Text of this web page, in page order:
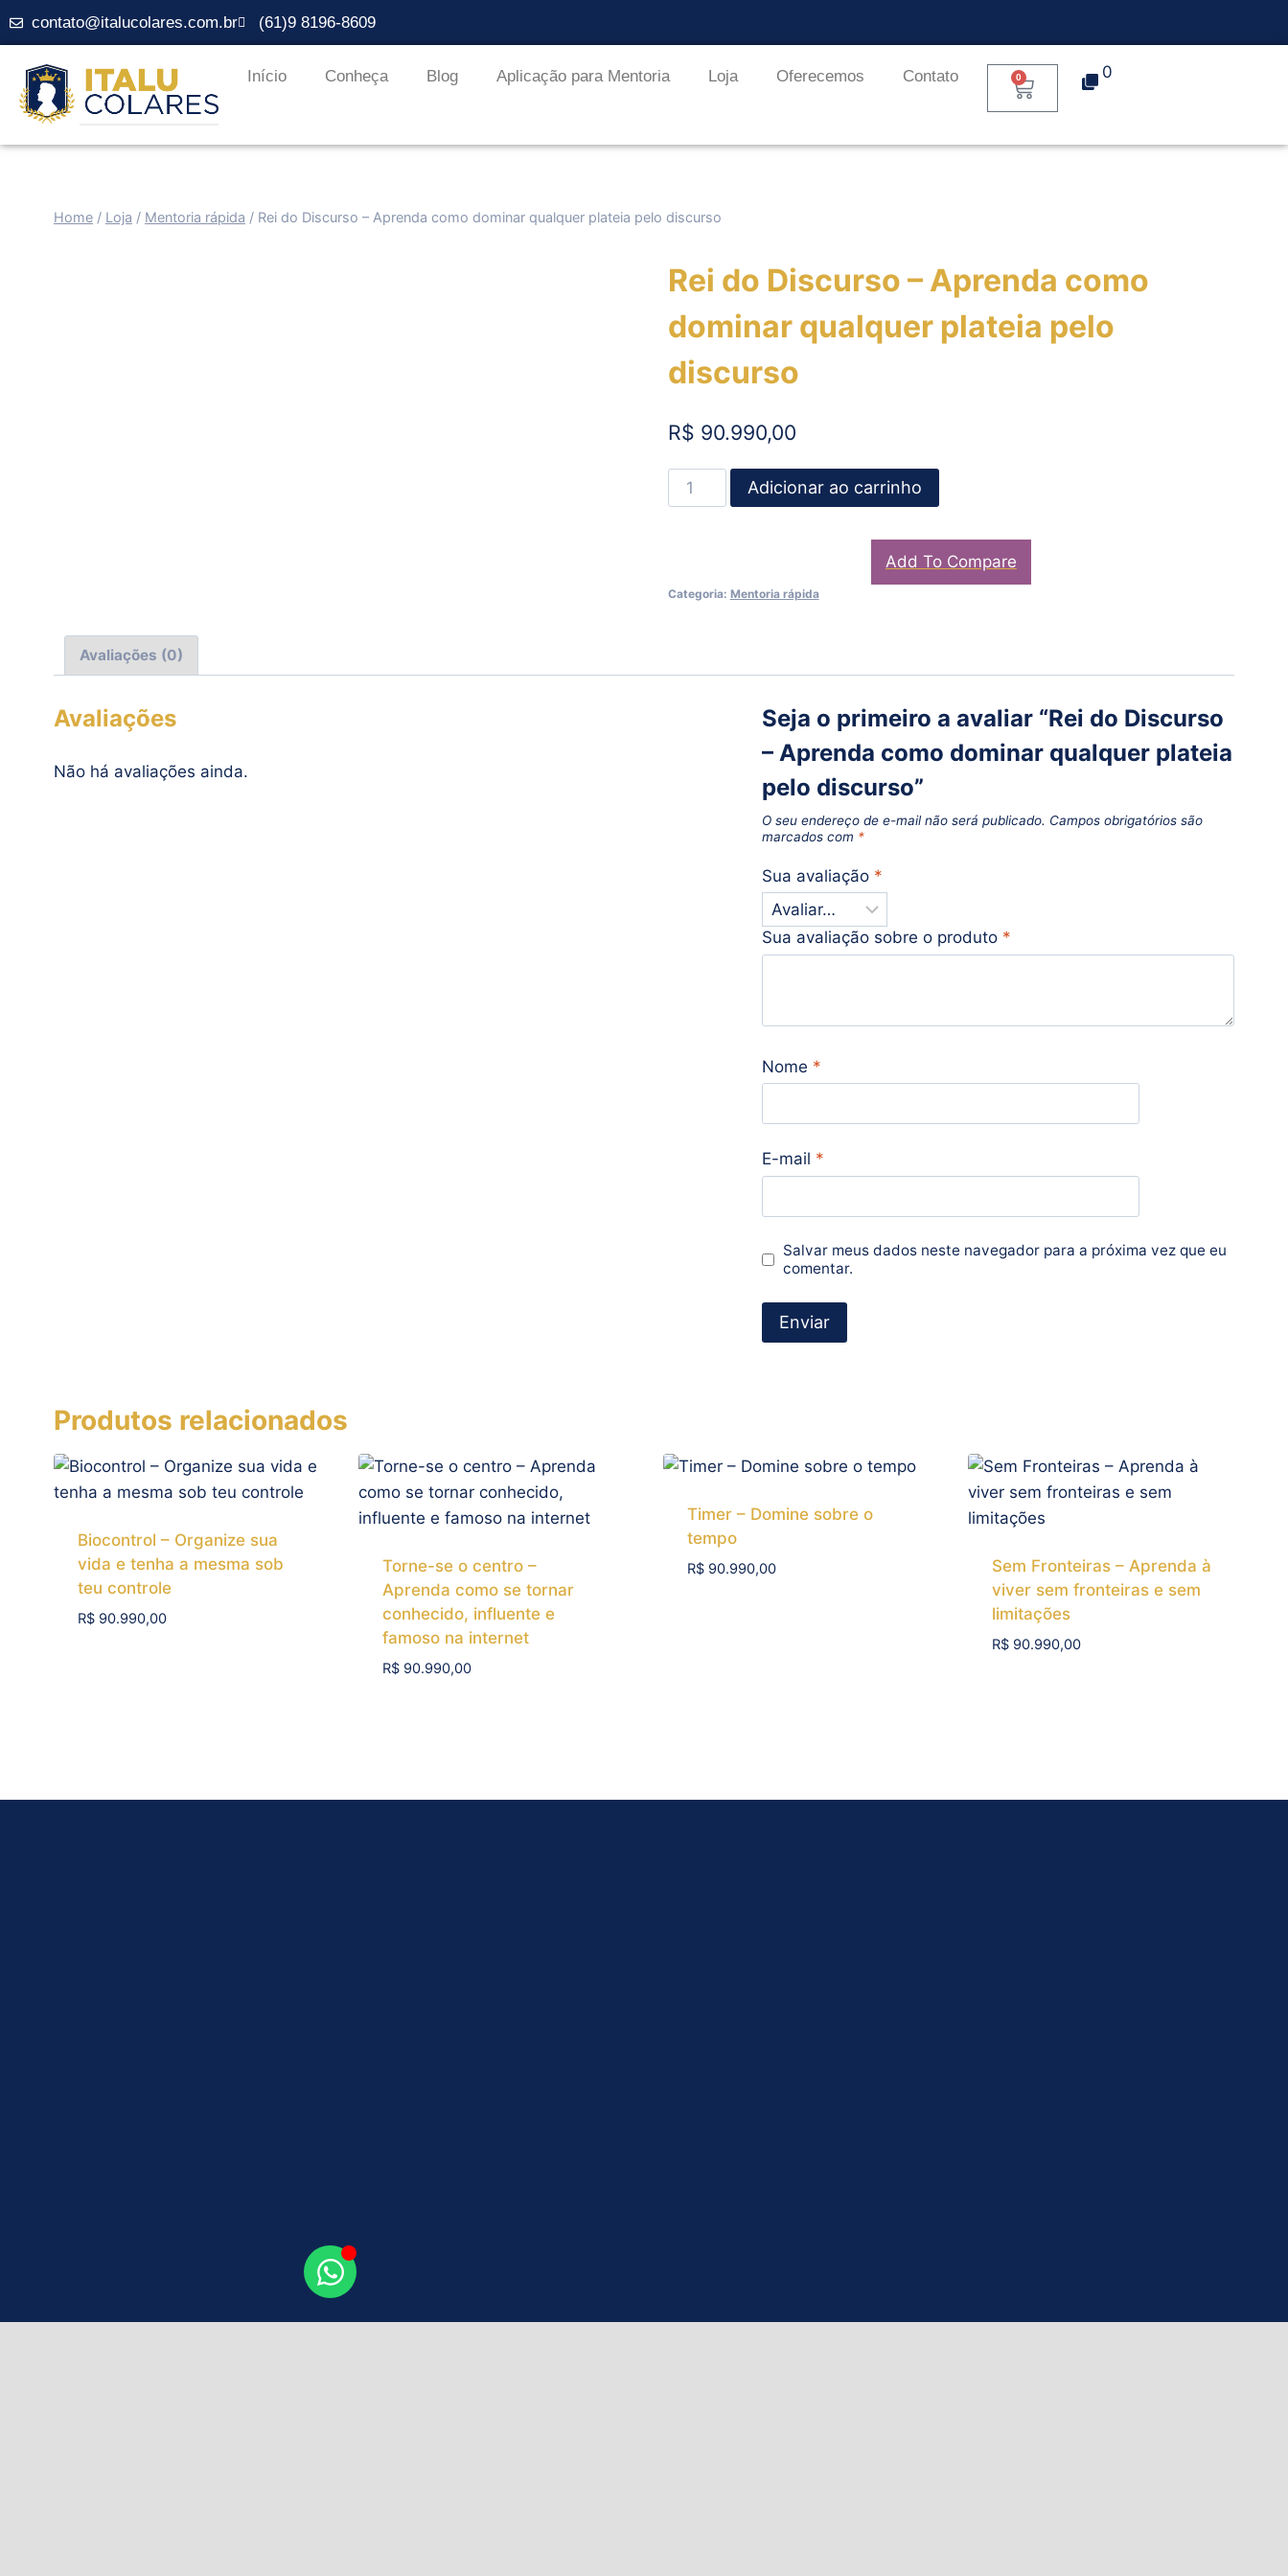
contato@italucolares.com.br (61)9 8196-8609
Início Conheça Blog Aplicação para Mentoria Loja Oferecemos Contato 0 0
Home / Loja / Mentoria rápida / Rei do Discurso – Aprenda como dominar qualquer plateia pelo discurso
Rei do Discurso – Aprenda como
dominar qualquer plateia pelo
discurso
R$ 90.990,00
Adicionar ao carrinho
Add To Compare
Categoria: Mentoria rápida
Avaliações (0)
Avaliações
Não há avaliações ainda.
Seja o primeiro a avaliar “Rei do Discurso
– Aprenda como dominar qualquer plateia
pelo discurso”
O seu endereço de e-mail não será publicado. Campos obrigatórios são
marcados com *
Sua avaliação *
Sua avaliação sobre o produto *
Nome *
E-mail *
Salvar meus dados neste navegador para a próxima vez que eu
comentar.
Produtos relacionados
Biocontrol – Organize sua
vida e tenha a mesma sob
teu controle
R$90.990,00
Torne-se o centro –
Aprenda como se tornar
conhecido, influente e
famoso na internet
R$90.990,00
Timer – Domine sobre o
tempo
R$90.990,00
Sem Fronteiras – Aprenda à
viver sem fronteiras e sem
limitações
R$90.990,00